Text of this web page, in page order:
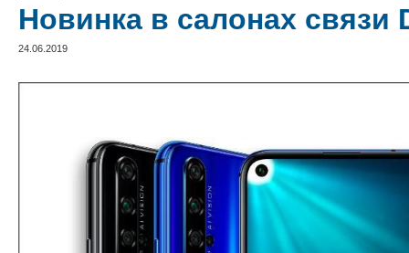
Новинка в салонах связи
24.06.2019